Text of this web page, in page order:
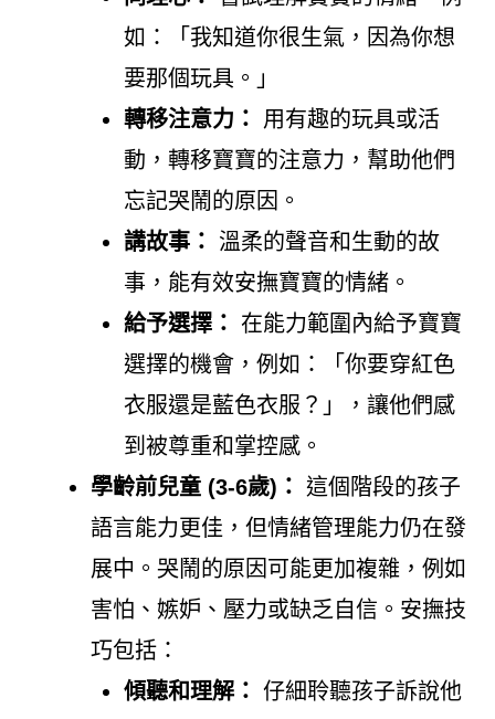
如：「我知道你很生氣，因為你想
要那個玩具。」
轉移注意力：
用有趣的玩具或活
動，轉移寶寶的注意力，幫助他們
忘記哭鬧的原因。
講故事：
溫柔的聲音和生動的故
事，能有效安撫寶寶的情緒。
給予選擇：
在能力範圍內給予寶寶
選擇的機會，例如：「你要穿紅色
衣服還是藍色衣服？」，讓他們感
到被尊重和掌控感。
學齡前兒童 (3-6歲)： 這個階段的孩子
語言能力更佳，但情緒管理能力仍在發
展中。哭鬧的原因可能更加複雜，例如
害怕、嫉妒、壓力或缺乏自信。安撫技
巧包括：
傾聽和理解： 仔細聆聽孩子訴說他